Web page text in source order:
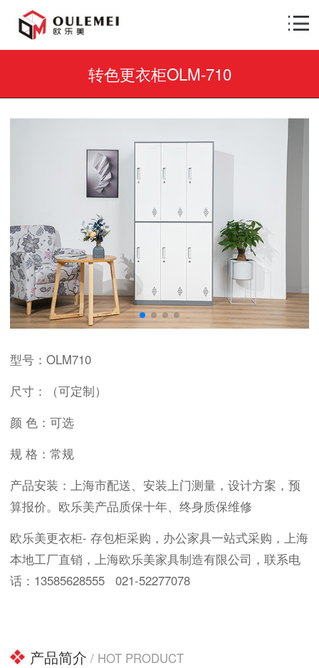
转色更衣柜OLM-710
型号：OLM710
尺寸：（可定制）
颜 色：可选
规 格：常规
产品安装：上海市配送、安装上门测量，设计方案，预
算报价。欧乐美产品质保十年、终身质保维修
欧乐美更衣柜- 存包柜采购，办公家具一站式采购，上海
本地工厂直销，上海欧乐美家具制造有限公司，联系电
话：13585628555 021-52277078
产品简介 / HOT PRODUCT